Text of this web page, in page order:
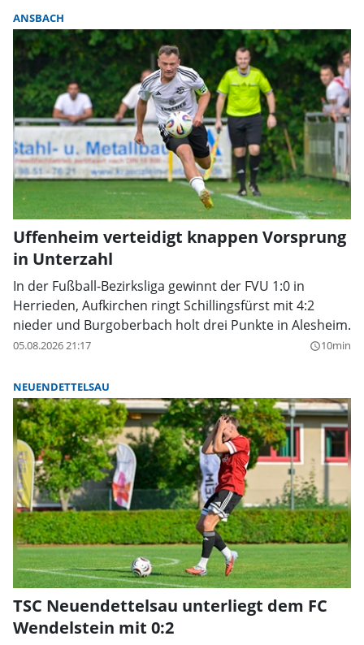
ANSBACH
Uffenheim verteidigt knappen Vorsprung
in Unterzahl
In der Fußball-Bezirksliga gewinnt der FVU 1:0 in
Herrieden, Aufkirchen ringt Schillingsfürst mit 4:2
nieder und Burgoberbach holt drei Punkte in Alesheim.
05.08.2026 21:17 query_builder10min
NEUENDETTELSAU
TSC Neuendettelsau unterliegt dem FC
Wendelstein mit 0:2